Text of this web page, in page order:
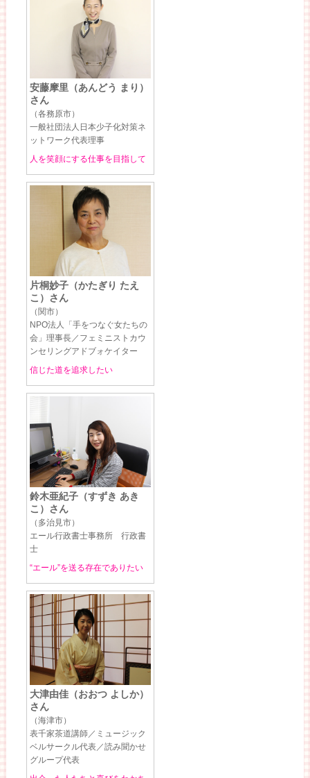
安藤摩里（あんどう まり）
さん
（各務原市）
一般社団法人日本少子化対策ネ
ットワーク代表理事
人を笑顔にする仕事を目指して
片桐妙子（かたぎり たえ
こ）さん
（関市）
NPO法人「手をつなぐ女たちの
会」理事長／フェミニストカウ
ンセリングアドブォケイター
信じた道を追求したい
鈴木亜紀子（すずき あき
こ）さん
（多治見市）
エール行政書士事務所 行政書
士
“エール”を送る存在でありたい
大津由佳（おおつ よしか）
さん
（海津市）
表千家茶道講師／ミュージック
ベルサークル代表／読み聞かせ
グループ代表